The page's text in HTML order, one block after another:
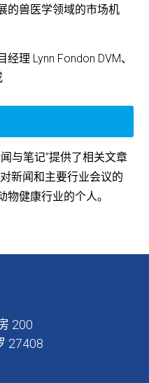
的兽医学领域的市场机
理 Lynn Fondon DVM、
与笔记”提供了相关文章
新闻和主要行业会议的
健康行业的个人。
200
27408